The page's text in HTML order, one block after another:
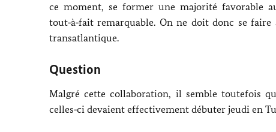
ce moment, se former une majorité favorable
tout‑à‑fait remarquable. On ne doit donc se
transatlantique.
Question
Malgré cette collaboration, il semble toutefois
celles‑ci devaient effectivement débuter jeudi en